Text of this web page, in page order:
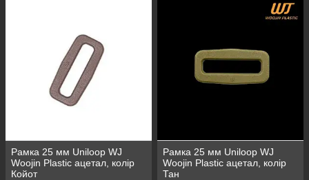
Рамка 25 мм Uniloop WJ
Woojin Plastic ацетал, колір
Койот
Рамка 25 мм Uniloop WJ
Woojin Plastic ацетал, колір
Тан